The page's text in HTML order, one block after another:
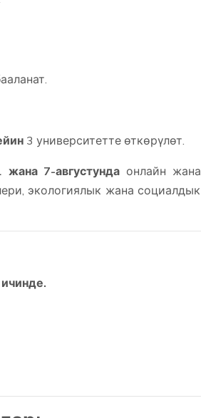
3 университетте өткөрүлөт.
7-августунда онлайн жана
экологиялык жана социалдык